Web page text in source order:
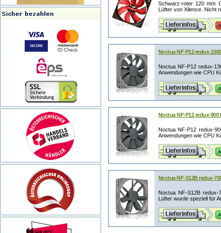
Schwarz-roter 120 mm
Lüfter von Xilence. Nicht
Noctua NF-P12 redux-
Noctua NF-P12 redux-
Anwendungen wie CPU
Noctua NF-P12 redux-900
Noctua NF-P12 redux-
Anwendungen wie CPU
Noctua NF-S12B redux-
Noctua NF-S12B
Lüfter wurde speziell für